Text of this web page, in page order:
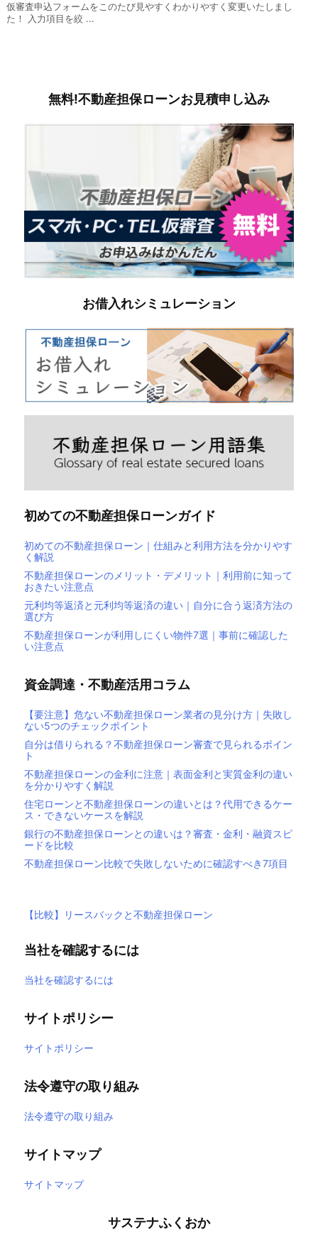
仮審査申込フォームをこのたび見やすくわかりやすく変更いたしまし
た！ 入力項目を絞 ...
無料!不動産担保ローンお見積申し込み
お借入れシミュレーション
初めての不動産担保ローンガイド
初めての不動産担保ローン｜仕組みと利用方法を分かりやす
く解説
不動産担保ローンのメリット・デメリット｜利用前に知って
おきたい注意点
元利均等返済と元利均等返済の違い｜自分に合う返済方法の
選び方
不動産担保ローンが利用しにくい物件7選｜事前に確認した
い注意点
資金調達・不動産活用コラム
【要注意】危ない不動産担保ローン業者の見分け方｜失敗し
ない5つのチェックポイント
自分は借りられる？不動産担保ローン審査で見られるポイン
ト
不動産担保ローンの金利に注意｜表面金利と実質金利の違い
を分かりやすく解説
住宅ローンと不動産担保ローンの違いとは？代用できるケー
ス・できないケースを解説
銀行の不動産担保ローンとの違いは？審査・金利・融資スピ
ードを比較
不動産担保ローン比較で失敗しないために確認すべき7項目
【比較】リースバックと不動産担保ローン
当社を確認するには
当社を確認するには
サイトポリシー
サイトポリシー
法令遵守の取り組み
法令遵守の取り組み
サイトマップ
サイトマップ
サステナふくおか